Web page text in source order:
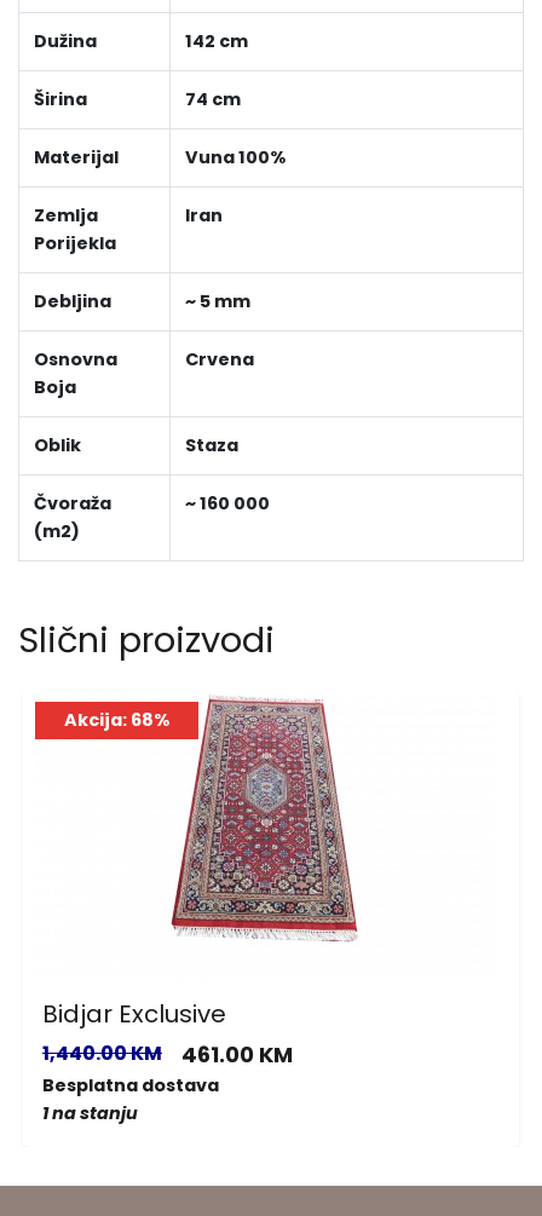
Dužina 142 cm
Širina 74 cm
Materijal Vuna 100%
Zemlja
Porijekla
Iran
Debljina ~ 5 mm
Osnovna
Boja
Crvena
Oblik Staza
Čvoraža
(m2)
~ 160 000
Slični proizvodi
Akcija: 68%
Bidjar Exclusive
1,440.00 KM 461.00 KM
Besplatna dostava
1 na stanju